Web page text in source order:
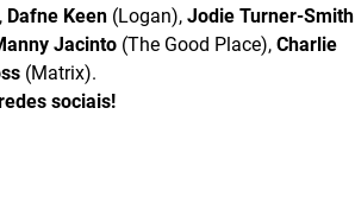
Dafne Keen (Logan), Jodie Turner-Smith
Jacinto (The Good Place), Charlie
(Matrix).
sociais!